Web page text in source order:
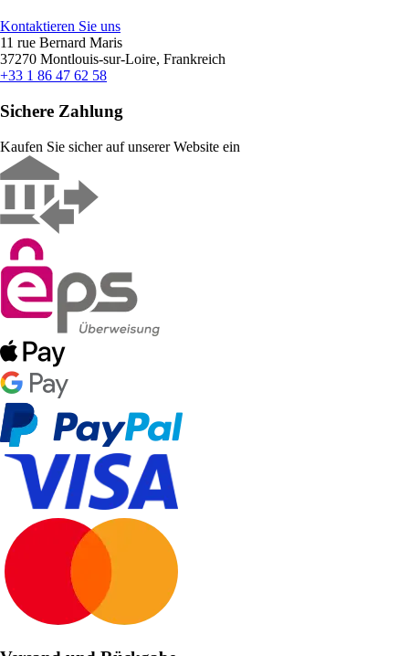
Kontaktieren Sie uns
11 rue Bernard Maris
37270 Montlouis-sur-Loire, Frankreich
+33 1 86 47 62 58
Sichere Zahlung
Kaufen Sie sicher auf unserer Website ein